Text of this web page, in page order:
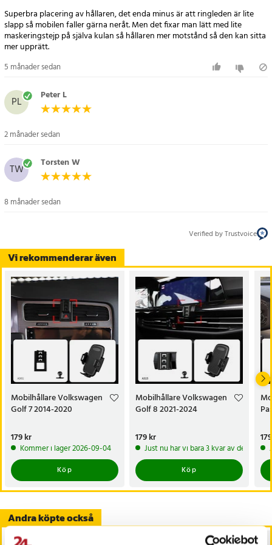
2013
- Monteras utan åverkan med modellanpassat klick-fäste
- Inkluderar monteringsfäste, kulled och justerbar mobilhållare
- Justerbar bredd: ca 5–9,5 cm – kompatibel med de flesta
- Material: plast med mjuk vaddering
- Färg: Svart
Vi rekommenderar även
Mobilhållare Volkswagen
Golf 7 2014-2020
Pris:179 kr
179 kr
Kommer i lager 2026-09-04
Köp
Mobilhållare Volkswagen
Golf 8 2021-2024
Pris:179 kr
179 kr
Just nu har vi bara 3 kvar av denna
Köp
Superbra placering av hållaren, det enda minus är att ringleden är lite
slapp så mobilen faller gärna neråt. Men det fixar man lätt med lite
maskeringstejp på själva kulan så hållaren mer motstånd så den kan sitta
mer upprätt.
5 månader sedan
PL Peter L
2 månader sedan
TW Torsten W
8 månader sedan
Verified by Trustvoice
Andra köpte också